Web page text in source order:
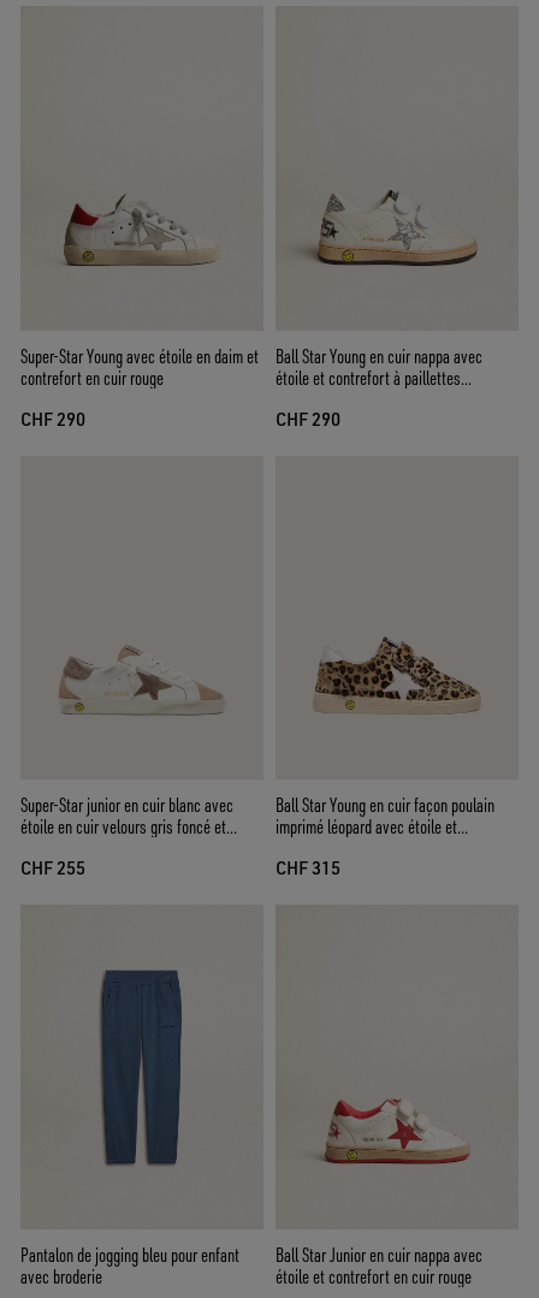
Super-Star Young avec étoile en daim et
contrefort en cuir rouge
CHF 290
Ball Star Young en cuir nappa avec
étoile et contrefort à paillettes
CHF 290
Super-Star junior en cuir blanc avec
étoile en cuir velours gris foncé et
CHF 255
Ball Star Young en cuir façon poulain
imprimé léopard avec étoile et
CHF 315
Pantalon de jogging bleu pour enfant
avec broderie
Ball Star Junior en cuir nappa avec
étoile et contrefort en cuir rouge